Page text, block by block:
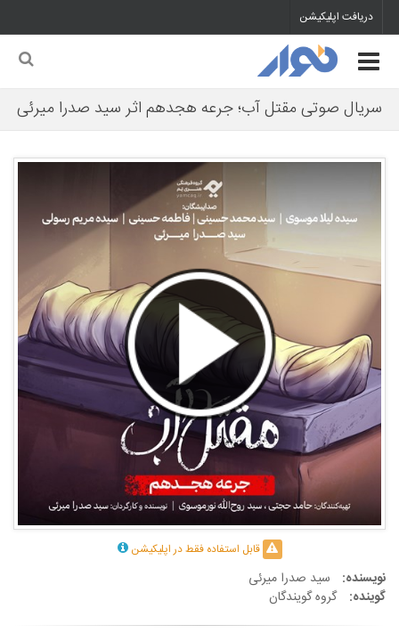
دریافت اپلیکیشن
سریال صوتی مقتل آب؛ جرعه هجدهم اثر سید صدرا میرئی
قابل استفاده فقط در اپلیکیشن
نویسنده:
سید صدرا میرئی
گوینده:
گروه گویندگان